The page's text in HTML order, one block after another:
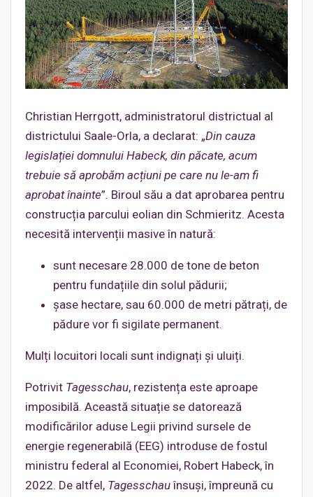
Christian Herrgott, administratorul districtual al
districtului Saale-Orla, a declarat: „Din cauza
legislației domnului Habeck, din păcate, acum
trebuie să aprobăm acțiuni pe care nu le-am fi
aprobat înainte”. Biroul său a dat aprobarea pentru
construcția parcului eolian din Schmieritz. Acesta
necesită intervenții masive în natură:
sunt necesare 28.000 de tone de beton
pentru fundațiile din solul pădurii;
șase hectare, sau 60.000 de metri pătrați, de
pădure vor fi sigilate permanent.
Mulți locuitori locali sunt indignați și uluiți.
Potrivit Tagesschau, rezistența este aproape
imposibilă. Această situație se datorează
modificărilor aduse Legii privind sursele de
energie regenerabilă (EEG) introduse de fostul
ministru federal al Economiei, Robert Habeck, în
2022. De altfel, Tagesschauînsuși, împreună cu